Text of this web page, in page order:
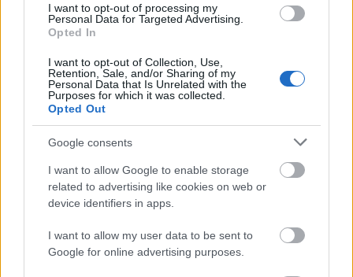
I want to opt-out of processing my
Personal Data for Targeted Advertising.
Opted In
I want to opt-out of Collection, Use,
Retention, Sale, and/or Sharing of my
Personal Data that Is Unrelated with the
Purposes for which it was collected.
Opted Out
Google consents
I want to allow Google to enable storage
related to advertising like cookies on web or
device identifiers in apps.
I want to allow my user data to be sent to
Google for online advertising purposes.
Budapestről 750-800 kilométert utazó honvédosok
megspóroltak egy sörre valót. Kár, hogy ezt az
büfé. Igaz, talán jobb is, mert 90-100 magyar
szurkolóra - köztük pár lányra - egy toi toi vécé
jutott. Ezt a gondolatot továbbfűzve: szünetben
tiszteletét tette a magyar szurkolók között George F.
Üvegtigris büfében. Az őt nem annyira kedvelő
fanatikusok felemásan fogadták a közeledést - volt,
aki ivott a tulaj által hozott üdítőből, de sokan
voltak, aki inkább szomjasak maradtak.